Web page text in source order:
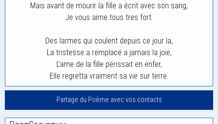
Mais avant de mourir la fille a écrit avec son sang,
Je vous aime tous tres fort.
Des larmes qui coulent depuis ce jour la,
La tristesse a remplacé a jamais la joie,
L’ame de la fille périssait en enfer,
Elle regretta vraiment sa vie sur terre.
Partage du Poème avec vos contacts